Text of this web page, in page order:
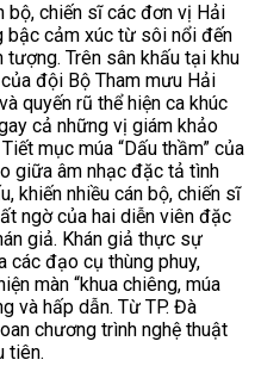
bộ, chiến sĩ các đơn vị Hải
bậc cảm xúc từ sôi nổi đến
Trên sân khấu tại khu
đội Bộ Tham mưu Hải
quyến rũ thể hiện ca khúc
cả những vị giám khảo
mục múa “Dấu thầm” của
giữa âm nhạc đặc tả tình
khiến nhiều cán bộ, chiến sĩ
ngờ của hai diễn viên đặc
giả. Khán giả thực sự
các đạo cụ thùng phuy,
màn “khua chiêng, múa
và hấp dẫn. Từ TP. Đà
chương trình nghệ thuật
tiên.